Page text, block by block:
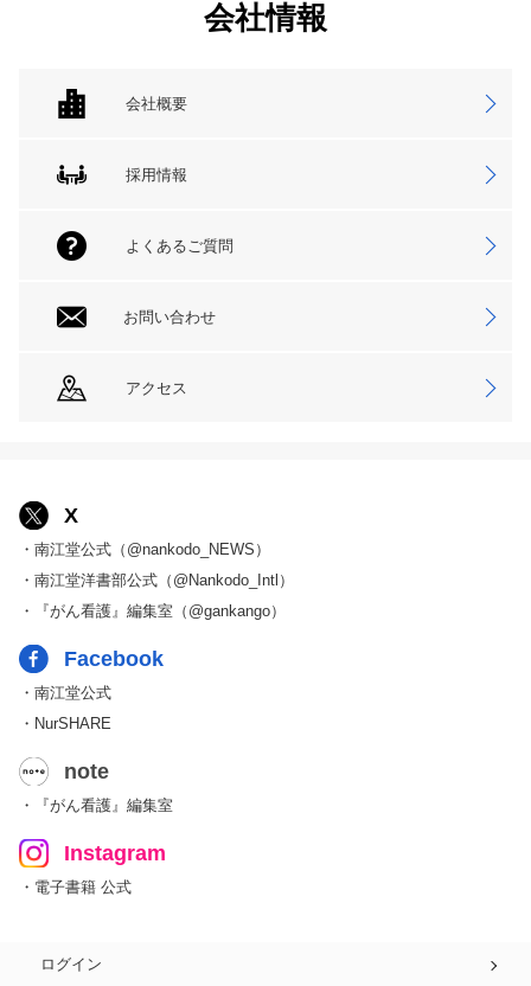
会社情報
会社概要
採用情報
よくあるご質問
お問い合わせ
アクセス
X
・南江堂公式（@nankodo_NEWS）
・南江堂洋書部公式（@Nankodo_Intl）
・『がん看護』編集室（@gankango）
Facebook
・南江堂公式
・NurSHARE
note
・『がん看護』編集室
Instagram
・電子書籍 公式
ログイン